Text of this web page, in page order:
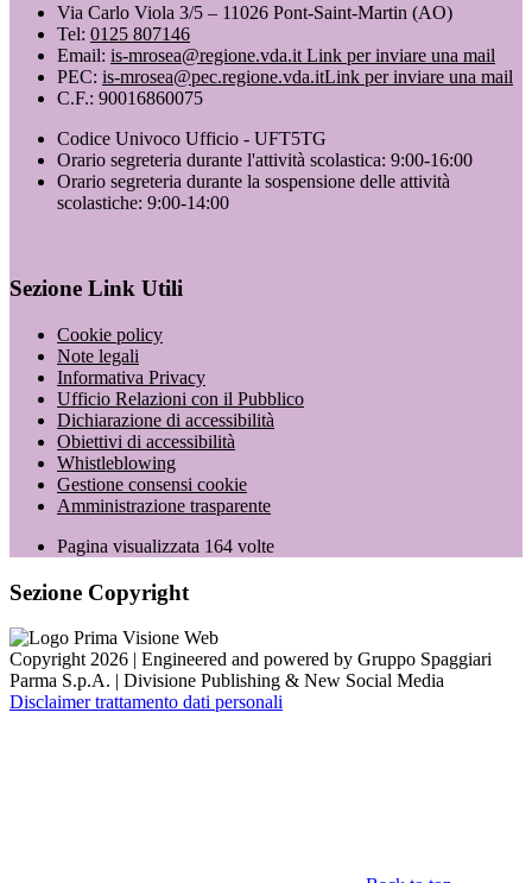
Via Carlo Viola 3/5 – 11026 Pont-Saint-Martin (AO)
Tel: 0125 807146
Email: is-mrosea@regione.vda.it Link per inviare una mail
PEC: is-mrosea@pec.regione.vda.itLink per inviare una mail
C.F.: 90016860075
Codice Univoco Ufficio - UFT5TG
Orario segreteria durante l'attività scolastica: 9:00-16:00
Orario segreteria durante la sospensione delle attività
scolastiche: 9:00-14:00
Sezione Link Utili
Cookie policy
Note legali
Informativa Privacy
Ufficio Relazioni con il Pubblico
Dichiarazione di accessibilità
Obiettivi di accessibilità
Whistleblowing
Gestione consensi cookie
Amministrazione trasparente
Pagina visualizzata 164 volte
Sezione Copyright
Copyright 2026 | Engineered and powered by Gruppo Spaggiari
Parma S.p.A. | Divisione Publishing & New Social Media
Disclaimer trattamento dati personali